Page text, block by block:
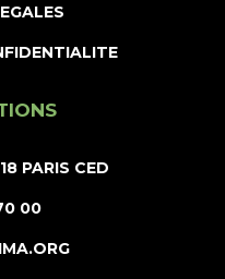
PARIS CED
00